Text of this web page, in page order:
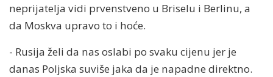
neprijatelja vidi prvenstveno u Briselu i Berlinu, a
da Moskva upravo to i hoće.
- Rusija želi da nas oslabi po svaku cijenu jer je
danas Poljska suviše jaka da je napadne direktno.